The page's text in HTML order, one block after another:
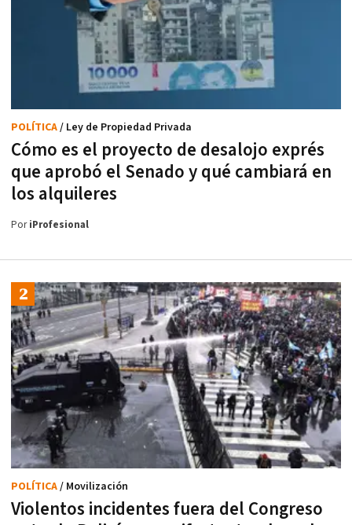
Cómo es el proyecto de desalojo exprés
que aprobó el Senado y qué cambiará en
los alquileres
POLÍTICA/ Ley de Propiedad Privada
PoriProfesional
Violentos incidentes fuera del Congreso
POLÍTICA/ Movilización